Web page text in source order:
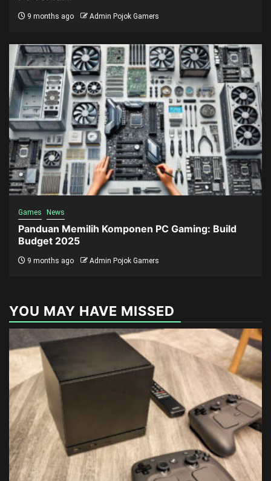
9 months ago Admin Pojok Gamers
Games News
Panduan Memilih Komponen PC Gaming: Build
Budget 2025
9 months ago Admin Pojok Gamers
YOU MAY HAVE MISSED